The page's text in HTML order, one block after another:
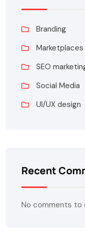
Branding
Marketplaces
SEO
Social Media
UI/UX design
Recent
No comments to